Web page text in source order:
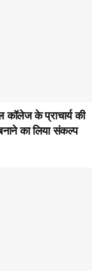
कॉलेज के प्राचार्य की
का लिया संकल्प